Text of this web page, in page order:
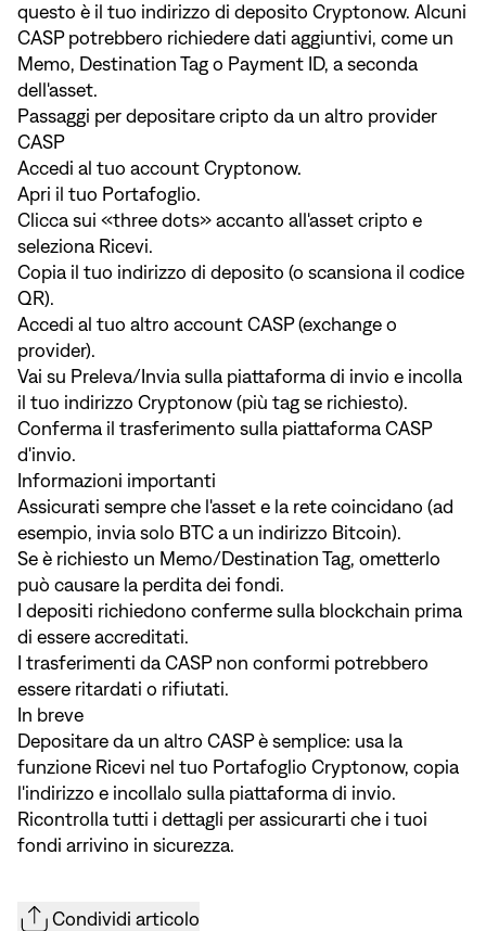
questo è il tuo indirizzo di deposito Cryptonow. Alcuni
CASP potrebbero richiedere dati aggiuntivi, come un
Memo, Destination Tag o Payment ID, a seconda
dell'asset.
Passaggi per depositare cripto da un altro provider
CASP
Accedi al tuo account Cryptonow.
Apri il tuo Portafoglio.
Clicca sui «three dots» accanto all'asset cripto e
seleziona Ricevi.
Copia il tuo indirizzo di deposito (o scansiona il codice
QR).
Accedi al tuo altro account CASP (exchange o
provider).
Vai su Preleva/Invia sulla piattaforma di invio e incolla
il tuo indirizzo Cryptonow (più tag se richiesto).
Conferma il trasferimento sulla piattaforma CASP
d'invio.
Informazioni importanti
Assicurati sempre che l'asset e la rete coincidano (ad
esempio, invia solo BTC a un indirizzo Bitcoin).
Se è richiesto un Memo/Destination Tag, ometterlo
può causare la perdita dei fondi.
I depositi richiedono conferme sulla blockchain prima
di essere accreditati.
I trasferimenti da CASP non conformi potrebbero
essere ritardati o rifiutati.
In breve
Depositare da un altro CASP è semplice: usa la
funzione Ricevi nel tuo Portafoglio Cryptonow, copia
l'indirizzo e incollalo sulla piattaforma di invio.
Ricontrolla tutti i dettagli per assicurarti che i tuoi
fondi arrivino in sicurezza.
Condividi articolo